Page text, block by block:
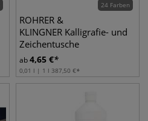
24 Farben
ROHRER &
KLINGNER Kalligrafie- und
Zeichentusche
ab4,65 €
0,01 l | 1 l 387,50 €